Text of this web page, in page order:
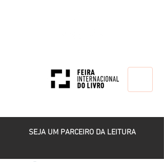
SEJA UM PARCEIRO DA LEITURA